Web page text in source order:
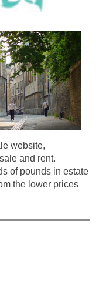
website,
and rent.
of pounds in estate
the lower prices